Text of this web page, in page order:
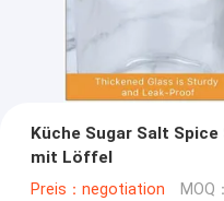
Küche Sugar Salt
mit Löffel
Preis：negotiation MOQ